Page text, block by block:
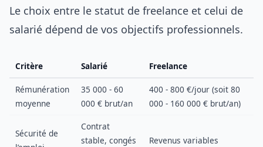
Le choix entre le statut de freelance et celui de
salarié dépend de vos objectifs professionnels.
Critère Salarié Freelance
Rémunération
moyenne
35 000 - 60
000 € brut/an
400 - 800 €/jour (soit 80
000 - 160 000 € brut/an)
Sécurité de
Contrat
stable, congés
Revenus variables